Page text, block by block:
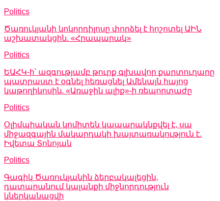
Politics
Ծառուկյանի կոկորդիլոսը փորձել է հոշոտել ԱԻՆ
աշխատակցին. «Հրապարակ»
Politics
ԵԱՀԿ-ի՝ ազգությամբ թուրք գլխավոր քարտուղարը
պատրաստ է օգնել հեռացնել Ամենայն հայոց
կաթողիկոսին. «Առաջին ալիք»-ի ռեպորտաժը
Politics
Օլիմպիական կոմիտեն կապարակնքվել է, սա
միջազգային մակարդակի խայտառակություն է.
Իվետա Տոնոյան
Politics
Գագիկ Ծառուկյանին ձերբակալեցին,
դատարանում կալանքի միջնորդություն
կներկանացվի